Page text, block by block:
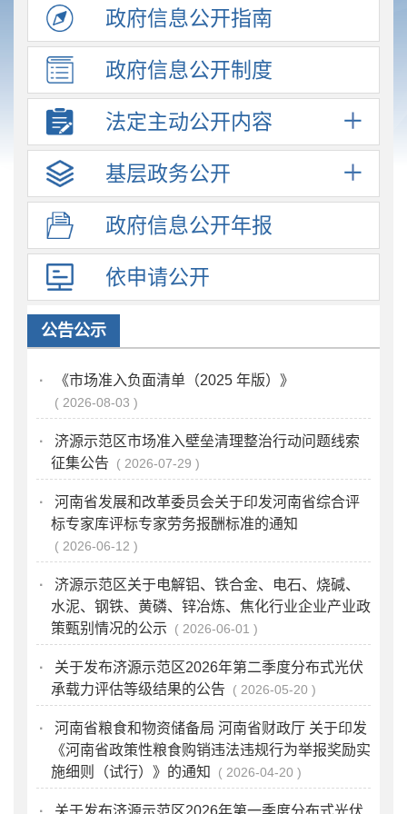
政府信息公开指南
政府信息公开制度
法定主动公开内容
基层政务公开
政府信息公开年报
依申请公开
公告公示
· 《市场准入负面清单（2025 年版）》
2026-08-03
·
济源示范区市场准入壁垒清理整治行动问题线索
征集公告
2026-07-29
·
河南省发展和改革委员会关于印发河南省综合评
标专家库评标专家劳务报酬标准的通知
2026-06-12
·
济源示范区关于电解铝、铁合金、电石、烧碱、
水泥、钢铁、黄磷、锌冶炼、焦化行业企业产业政
策甄别情况的公示
2026-06-01
·
关于发布济源示范区2026年第二季度分布式光伏
承载力评估等级结果的公告
2026-05-20
·
河南省粮食和物资储备局 河南省财政厅 关于印发
《河南省政策性粮食购销违法违规行为举报奖励实
施细则（试行）》的通知
2026-04-20
· 关于发布济源示范区2026年第一季度分布式光伏